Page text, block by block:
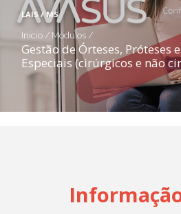
Sobre nós
Ajuda
pt_br
LAIS / MS
Início / Módulos/
Gestão de Órteses, Próteses
Especiais (cirúrgicos e não